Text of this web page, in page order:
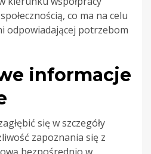
co ma na celu
odpowiadającej potrzebom
informacje
się w szczegóły
zapoznania się z